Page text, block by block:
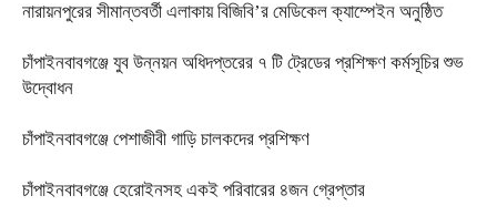
নারায়নপুরের সীমান্তবর্তী এলাকায় বিজিবি’র মেডিকেল ক্যাম্পেইন অনুষ্ঠিত
চাঁপাইনবাবগঞ্জে‌ যুব উন্নয়ন অধিদপ্তরের ৭ টি ট্রেডের প্রশিক্ষণ কর্মসূচির শুভ
উদ্বোধন
চাঁপাইনবাবগঞ্জে পেশাজীবী গাড়ি চালকদের প্রশিক্ষণ
চাঁপাইনবাবগঞ্জে হেরোইনসহ একই পরিবারের ৪জন গ্রেপ্তার